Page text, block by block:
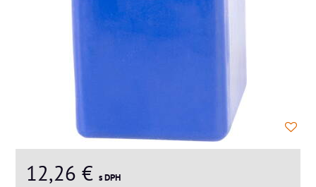
12,26 € s DPH